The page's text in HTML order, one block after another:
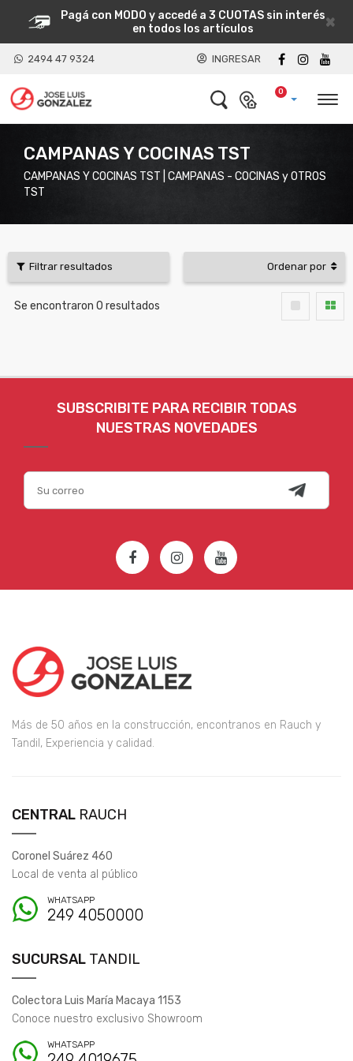
×
Pagá con MODO y accedé a 3 CUOTAS sin interés
en todos los artículos
2494 47 9324 INGRESAR
0
CAMPANAS Y COCINAS TST
CAMPANAS Y COCINAS TST | CAMPANAS - COCINAS y OTROS
TST
Filtrar resultados Ordenar por
Se encontraron 0 resultados
SUBSCRIBITE PARA RECIBIR TODAS
NUESTRAS NOVEDADES
Más de 50 años en la construcción, encontranos en Rauch y
Tandil, Experiencia y calidad.
CENTRAL RAUCH
Coronel Suárez 460
Local de venta al público
WHATSAPP
249 4050000
SUCURSAL TANDIL
Colectora Luis María Macaya 1153
Conoce nuestro exclusivo Showroom
WHATSAPP